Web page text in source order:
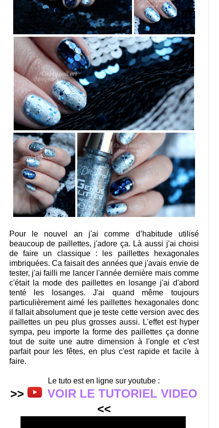
Pour le nouvel an j'ai comme d’habitude utilisé
beaucoup de paillettes, j'adore ça. Là aussi j'ai choisi
de faire un classique : les paillettes hexagonales
imbriquées. Ca faisait des années que j'avais envie de
tester, j'ai failli me lancer l'année dernière mais comme
c'était la mode des paillettes en losange j'ai d'abord
tenté les losanges. J'ai quand même toujours
particulièrement aimé les paillettes hexagonales donc
il fallait absolument que je teste cette version avec des
paillettes un peu plus grosses aussi. L'effet est hyper
sympa, peu importe la forme des paillettes ça donne
tout de suite une autre dimension à l'ongle et c'est
parfait pour les fêtes, en plus c'est rapide et facile à
faire.
Le tuto est en ligne sur youtube :
>>
VOIR LE TUTORIEL VIDEO
<<